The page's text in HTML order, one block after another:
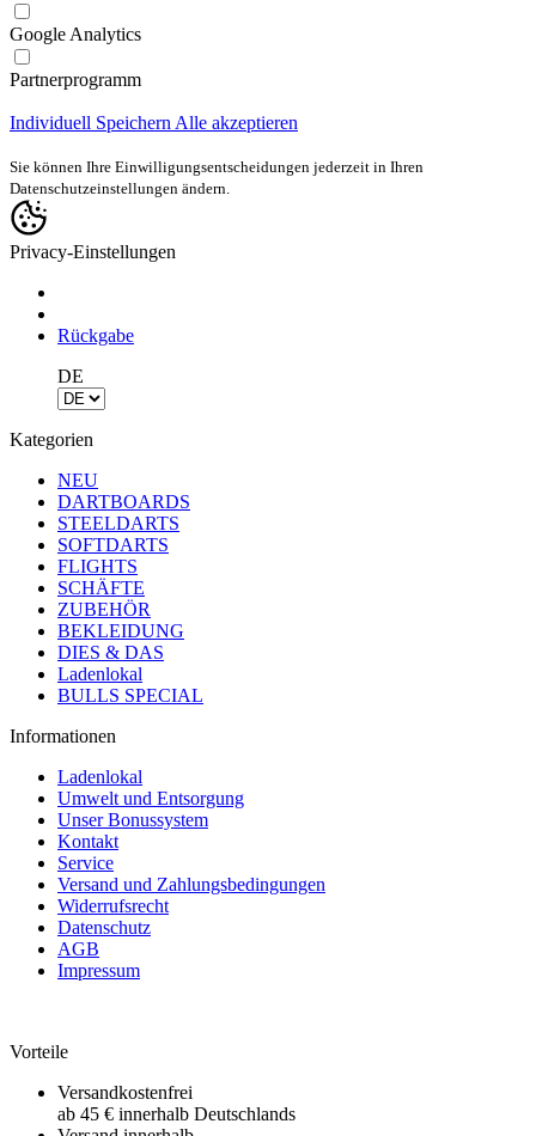
Google Analytics
Partnerprogramm
Individuell Speichern Alle akzeptieren
Sie können Ihre Einwilligungsentscheidungen jederzeit in Ihren
Datenschutzeinstellungen ändern.
Privacy-Einstellungen
Rückgabe
DE
Kategorien
NEU
DARTBOARDS
STEELDARTS
SOFTDARTS
FLIGHTS
SCHÄFTE
ZUBEHÖR
BEKLEIDUNG
DIES & DAS
Ladenlokal
BULLS SPECIAL
Informationen
Ladenlokal
Umwelt und Entsorgung
Unser Bonussystem
Kontakt
Service
Versand und Zahlungsbedingungen
Widerrufsrecht
Datenschutz
AGB
Impressum
Vorteile
Versandkostenfrei
ab 45 € innerhalb Deutschlands